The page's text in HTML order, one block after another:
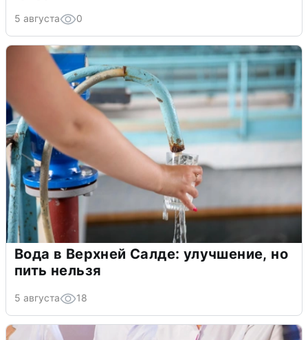
5 августа 0
Вода в Верхней Салде: улучшение, но
пить нельзя
5 августа 18